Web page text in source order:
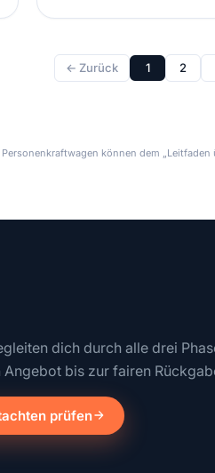
← Zurück 1 2
können dem
dich durch alle drei
Angebot bis zur fairen
prüfen